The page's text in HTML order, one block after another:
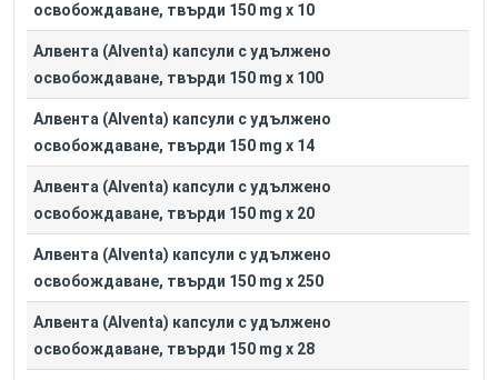
освобождаване, твърди 150 mg x 10
Алвента (Alventa) капсули с удължено
освобождаване, твърди 150 mg x 100
Алвента (Alventa) капсули с удължено
освобождаване, твърди 150 mg x 14
Алвента (Alventa) капсули с удължено
освобождаване, твърди 150 mg x 20
Алвента (Alventa) капсули с удължено
освобождаване, твърди 150 mg x 250
Алвента (Alventa) капсули с удължено
освобождаване, твърди 150 mg x 28